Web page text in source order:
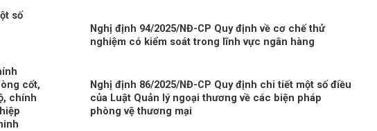
số
cốt,
chính
Nghị định 94/2025/NĐ-CP Quy định về cơ chế thử
nghiệm có kiểm soát trong lĩnh vực ngân hàng
Nghị định 86/2025/NĐ-CP Quy định chi tiết một số điều
của Luật Quản lý ngoại thương về các biện pháp
phòng vệ thương mại